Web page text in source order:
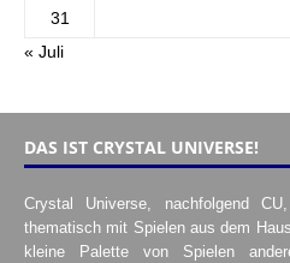
31
« Juli
DAS IST CRYSTAL UNIVERSE!
Crystal Universe, nachfolgend
thematisch mit Spielen aus dem
kleine Palette von Spielen